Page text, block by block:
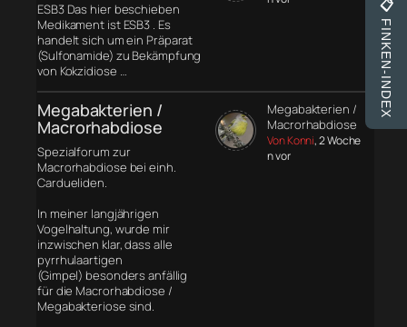
ESB3 Das hier beschieben
Medikament ist ESB3 . Es
handelt sich um ein Präparat
(Sulfonamide) zu Bekämpfung
von Kokzidiose …
Megabakterien /
Macrorhabdiose
Spezialforum zur
Macrorhabdiose bei einh.
Cardueliden.
In meiner langjährigen
Vogelhaltung, wurde mir
inzwischen klar, dass alle
pyrrhulaartigen
(Gimpel) besonders anfällig
für die Macrorhabdiose /
Megabakteriose sind.
Megabakterien /
Macrorhabdiose
Von Konni, 2 Woche
n vor
📋
FINKEN-INDEX